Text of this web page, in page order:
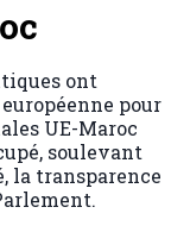
ont
pour
UE-Maroc
soulevant
la transparence